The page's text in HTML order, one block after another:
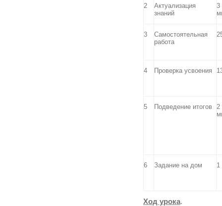
2
Актуализация
знаний
3
3
Самостоятельная
работа
4 Проверка усвоения
5 Подведение итогов
2
6 Задание на дом 1
Ход урока.